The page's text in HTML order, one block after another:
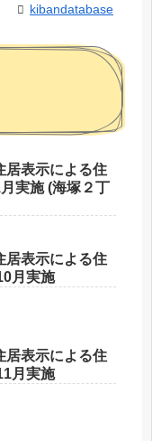
kibandatabase
居表示による住
実施 (海塚２丁
居表示による住
月実施
居表示による住
月実施